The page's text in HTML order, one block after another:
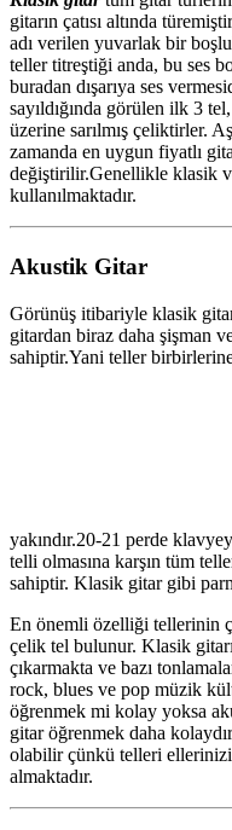
gitarın çatısı altında
adı verilen yuvarlak bir
teller titreştiği anda, bu ses
buradan dışarıya ses
sayıldığında görülen ilk 3
üzerine sarılmış çeliktirler.
zamanda en uygun fiyatlı
değiştirilir.Genellikle klasik
kullanılmaktadır.
Akustik Gitar
Görünüş itibariyle klasik
gitardan biraz daha şişman
sahiptir.Yani teller
yakındır.20-21 perde
telli olmasına karşın tüm
sahiptir. Klasik gitar gibi
En önemli özelliği tellerinin
çelik tel bulunur. Klasik
çıkarmakta ve bazı
rock, blues ve pop müzik
öğrenmek mi kolay yoksa
gitar öğrenmek daha
olabilir çünkü telleri ellerinizi
almaktadır.